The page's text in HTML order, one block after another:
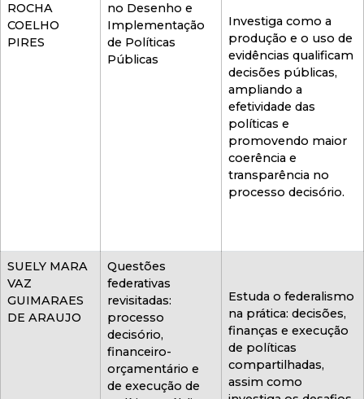
ROCHA
COELHO
PIRES
no Desenho e
Implementação
de Políticas
Públicas
Investiga como a
produção e o uso de
evidências qualificam
decisões públicas,
ampliando a
efetividade das
políticas e
promovendo maior
coerência e
transparência no
processo decisório.
SUELY MARA
VAZ
GUIMARAES
DE ARAUJO
Questões
federativas
revisitadas:
processo
decisório,
financeiro-
orçamentário e
de execução de
Estuda o federalismo
na prática: decisões,
finanças e execução
de políticas
compartilhadas,
assim como